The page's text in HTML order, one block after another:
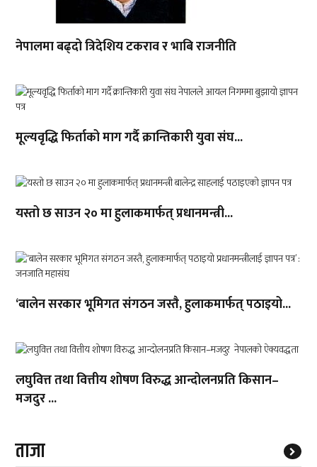
नेपालमा बढ्दो त्रिदेशिय टकराव र भाबि राजनीति
मूल्यवृद्धि फिर्ताको माग गर्दै क्रान्तिकारी युवा संघ...
यस्तो छ साउन २० मा हुलाकमार्फत् प्रधानमन्त्री...
‘बालेन सरकार भूमिगत संगठन जस्तै, हुलाकमार्फत् पठाइयो...
लघुवित्त तथा वित्तीय शोषण विरुद्ध आन्दोलनप्रति किसान–
मजदुर ...
ताजा